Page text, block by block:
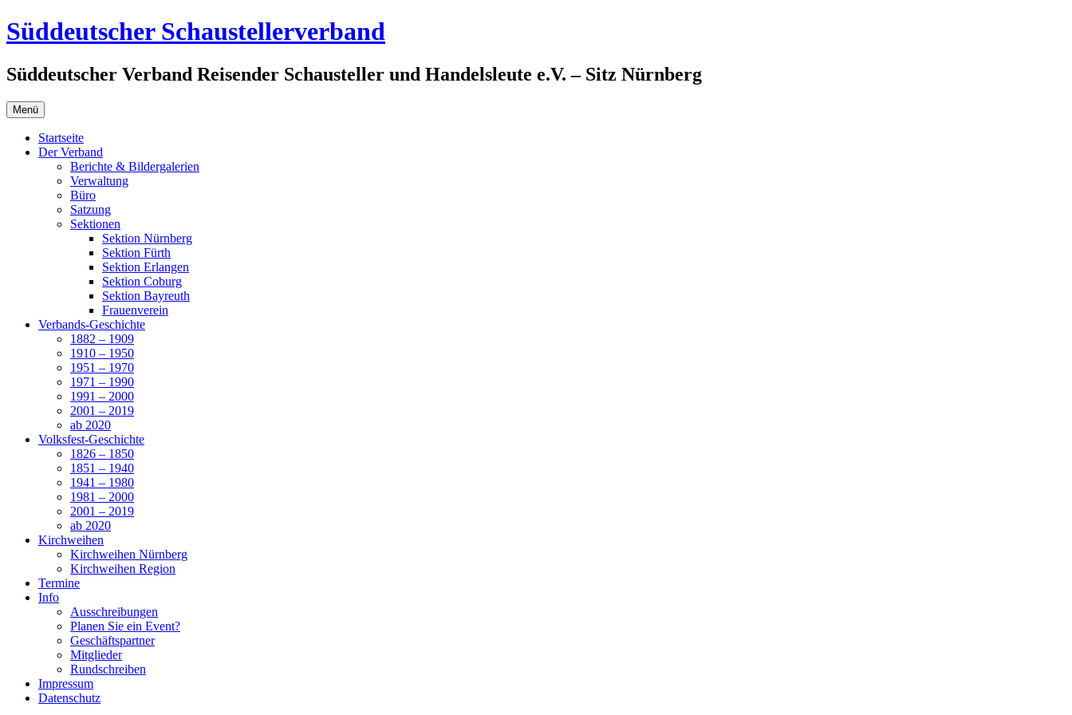
Zum
Inhalt
Süddeutscher Schaustellerverband
Süddeutscher Verband Reisender Schausteller und Handelsleute e.V. – Sitz Nürnberg
Menü
Startseite
Der Verband
Berichte & Bildergalerien
Verwaltung
Büro
Satzung
Sektionen
Sektion Nürnberg
Sektion Fürth
Sektion Erlangen
Sektion Coburg
Sektion Bayreuth
Frauenverein
Verbands-Geschichte
1882 – 1909
1910 – 1950
1951 – 1970
1971 – 1990
1991 – 2000
2001 – 2019
ab 2020
Volksfest-Geschichte
1826 – 1850
1851 – 1940
1941 – 1980
1981 – 2000
2001 – 2019
ab 2020
Kirchweihen
Kirchweihen Nürnberg
Kirchweihen Region
Termine
Info
Ausschreibungen
Planen Sie ein Event?
Geschäftspartner
Mitglieder
Rundschreiben
Impressum
Datenschutz